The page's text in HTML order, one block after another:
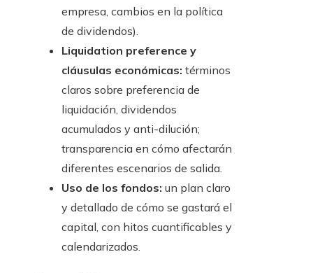
empresa, cambios en la política
de dividendos).
Liquidation preference y
cláusulas económicas: términos
claros sobre preferencia de
liquidación, dividendos
acumulados y anti-dilución;
transparencia en cómo afectarán
diferentes escenarios de salida.
Uso de los fondos: un plan claro
y detallado de cómo se gastará el
capital, con hitos cuantificables y
calendarizados.